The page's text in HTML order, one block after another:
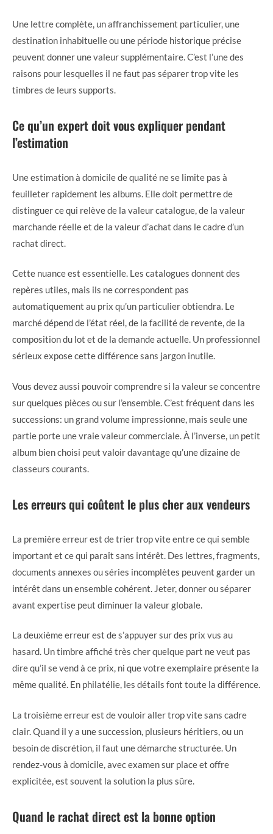
Une lettre complète, un affranchissement particulier, une
destination inhabituelle ou une période historique précise
peuvent donner une valeur supplémentaire. C’est l’une des
raisons pour lesquelles il ne faut pas séparer trop vite les
timbres de leurs supports.
Ce qu’un expert doit vous expliquer pendant
l’estimation
Une estimation à domicile de qualité ne se limite pas à
feuilleter rapidement les albums. Elle doit permettre de
distinguer ce qui relève de la valeur catalogue, de la valeur
marchande réelle et de la valeur d’achat dans le cadre d’un
rachat direct.
Cette nuance est essentielle. Les catalogues donnent des
repères utiles, mais ils ne correspondent pas
automatiquement au prix qu’un particulier obtiendra. Le
marché dépend de l’état réel, de la facilité de revente, de la
composition du lot et de la demande actuelle. Un professionnel
sérieux expose cette différence sans jargon inutile.
Vous devez aussi pouvoir comprendre si la valeur se concentre
sur quelques pièces ou sur l’ensemble. C’est fréquent dans les
successions: un grand volume impressionne, mais seule une
partie porte une vraie valeur commerciale. À l’inverse, un petit
album bien choisi peut valoir davantage qu’une dizaine de
classeurs courants.
Les erreurs qui coûtent le plus cher aux vendeurs
La première erreur est de trier trop vite entre ce qui semble
important et ce qui paraît sans intérêt. Des lettres, fragments,
documents annexes ou séries incomplètes peuvent garder un
intérêt dans un ensemble cohérent. Jeter, donner ou séparer
avant expertise peut diminuer la valeur globale.
La deuxième erreur est de s’appuyer sur des prix vus au
hasard. Un timbre affiché très cher quelque part ne veut pas
dire qu’il se vend à ce prix, ni que votre exemplaire présente la
même qualité. En philatélie, les détails font toute la différence.
La troisième erreur est de vouloir aller trop vite sans cadre
clair. Quand il y a une succession, plusieurs héritiers, ou un
besoin de discrétion, il faut une démarche structurée. Un
rendez-vous à domicile, avec examen sur place et offre
explicitée, est souvent la solution la plus sûre.
Quand le rachat direct est la bonne option